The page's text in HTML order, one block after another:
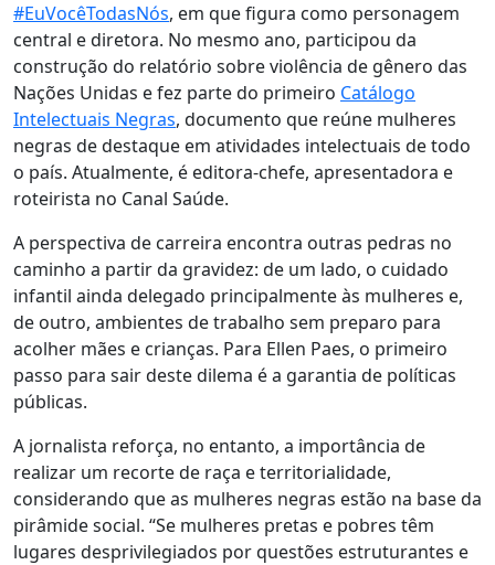
#EuVocêTodasNós, em que figura como personagem
central e diretora. No mesmo ano, participou da
construção do relatório sobre violência de gênero das
Nações Unidas e fez parte do primeiro Catálogo
Intelectuais Negras, documento que reúne mulheres
negras de destaque em atividades intelectuais de todo
o país. Atualmente, é editora-chefe, apresentadora e
roteirista no Canal Saúde.
A perspectiva de carreira encontra outras pedras no
caminho a partir da gravidez: de um lado, o cuidado
infantil ainda delegado principalmente às mulheres e,
de outro, ambientes de trabalho sem preparo para
acolher mães e crianças. Para Ellen Paes, o primeiro
passo para sair deste dilema é a garantia de políticas
públicas.
A jornalista reforça, no entanto, a importância de
realizar um recorte de raça e territorialidade,
considerando que as mulheres negras estão na base da
pirâmide social. “Se mulheres pretas e pobres têm
lugares desprivilegiados por questões estruturantes e